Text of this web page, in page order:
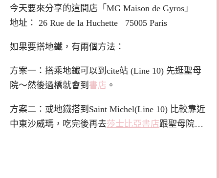
今天要來分享的這間店「MG Maison de Gyros」
地址： 26 Rue de la Huchette 75005 Paris
如果要搭地鐵，有兩個方法：
方案一：搭乘地鐵可以到cite站 (Line 10) 先逛聖母
院～然後過橋就會到 書店 。
方案二：或地鐵搭到Saint Michel(Line 10) 比較靠近
中東沙威瑪，吃完後再去莎士比亞書店跟聖母院…